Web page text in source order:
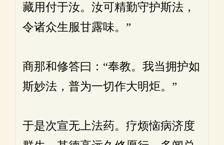
藏用付于汝。汝可精勤守护斯法，
令诸众生服甘露味。”
商那和修答曰：“奉教。我当拥护如
斯妙法，普为一切作大明炬。”
于是次宣无上法药。疗烦恼病济度